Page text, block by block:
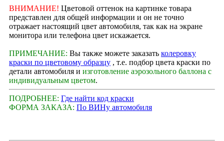
ВНИМАНИЕ! Цветовой оттенок на картинке товара
представлен для общей информации и он не точно
отражает настоящий цвет автомобиля, так как на экране
монитора или телефона цвет искажается.
ПРИМЕЧАНИЕ: Вы также можете заказать колеровку
краски по цветовому образцу , т.е. подбор цвета краски по
детали автомобиля и изготовление аэрозольного баллона с
индивидуальным цветом.
ПОДРОБНЕЕ: Где найти код краски
ФОРМА ЗАКАЗА: По ВИНу автомобиля